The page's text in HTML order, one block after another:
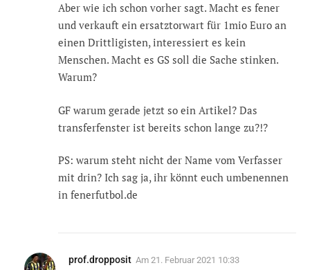
Aber wie ich schon vorher sagt. Macht es fener
und verkauft ein ersatztorwart für 1mio Euro an
einen Drittligisten, interessiert es kein
Menschen. Macht es GS soll die Sache stinken.
Warum?
GF warum gerade jetzt so ein Artikel? Das
transferfenster ist bereits schon lange zu?!?
PS: warum steht nicht der Name vom Verfasser
mit drin? Ich sag ja, ihr könnt euch umbenennen
in fenerfutbol.de
prof.dropposit Am 21. Februar 2021 10:33